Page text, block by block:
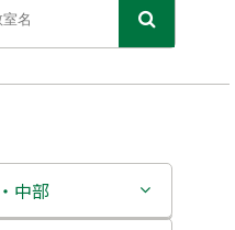
中部